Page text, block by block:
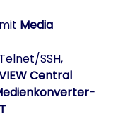
Media
SSH,
Central